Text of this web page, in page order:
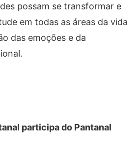
possam se transformar e
em todas as áreas da vida
das emoções e da
participa do Pantanal